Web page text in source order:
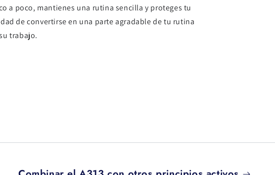
a poco, mantienes una rutina sencilla y proteges tu
de convertirse en una parte agradable de tu rutina
trabajo.